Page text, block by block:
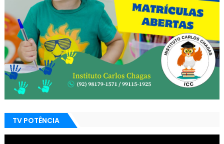
TV POTÊNCIA